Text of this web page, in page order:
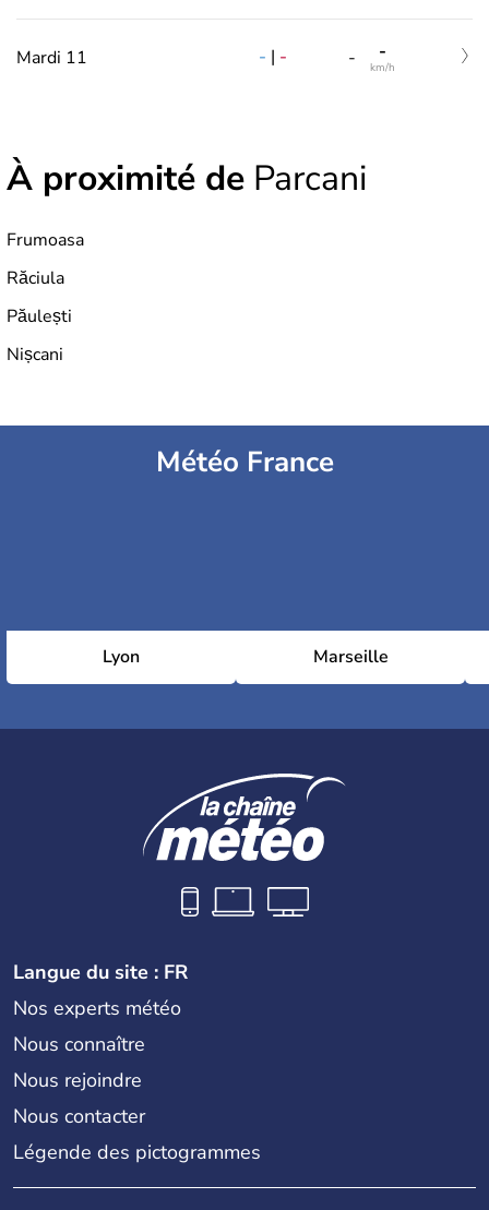
Mardi 11 - | - - -
km/h
À proximité de Parcani
Frumoasa
Răciula
Păulești
Nișcani
Météo France
Lyon Marseille
Langue du site : FR
Nos experts météo
Nous connaître
Nous rejoindre
Nous contacter
Légende des pictogrammes